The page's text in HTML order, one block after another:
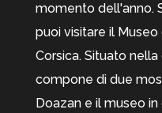
momento dell'anno.
puoi visitare il
Corsica. Situato nella
compone di due
Doazan e il museo